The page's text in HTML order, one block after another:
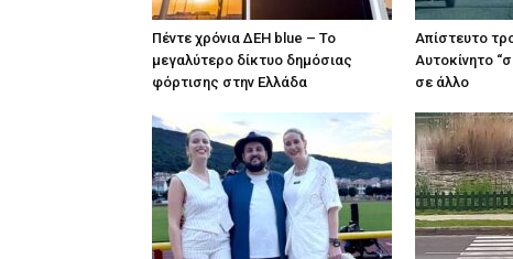
Πέντε χρόνια ΔΕΗ blue – Το
μεγαλύτερο δίκτυο δημόσιας
φόρτισης στην Ελλάδα
Απίστευτο
Αυτοκίνητο
σε άλλο